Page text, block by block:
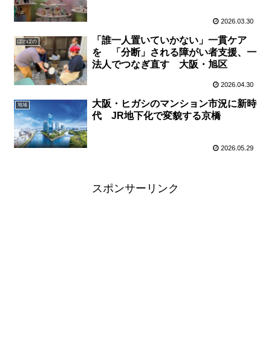
2026.03.30
ぽのぽの
「誰一人置いていかない」一貫ケア
を 「分断」される障がい者支援、一
法人でつなぎ直す 大阪・旭区
2026.04.30
地域
大阪・ヒガシのマンション市況に新時
代 JR地下化で変貌する京橋
2026.05.29
スポンサーリンク